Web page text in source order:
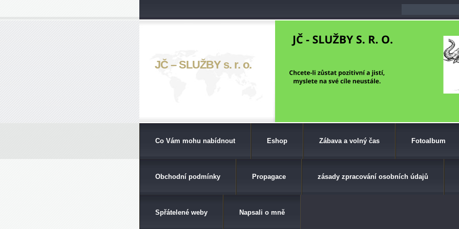
JČ – SLUŽBY s. r. o.
Co Vám mohu nabídnout Eshop Zábava a volný čas Fotoalbum
Obchodní podmínky Propagace zásady zpracování osobních údajů
Spřátelené weby Napsali o mně